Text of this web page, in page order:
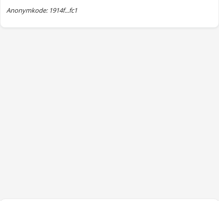
Anonymkode: 1914f...fc1